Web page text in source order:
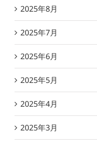
2025年8月
2025年7月
2025年6月
2025年5月
2025年4月
2025年3月